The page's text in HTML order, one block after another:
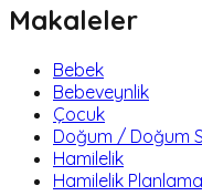
Makaleler
Bebek
Bebeveynlik
Çocuk
Doğum / Doğum
Hamilelik
Hamilelik Planlama